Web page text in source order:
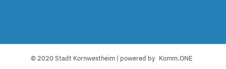
© 2020 Stadt Kornwestheim | powered by Komm.ONE